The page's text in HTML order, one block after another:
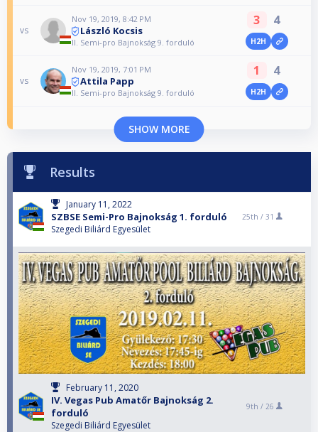
vs
Nov 19, 2019, 8:42 PM
László Kocsis
II. Semi-pro Bajnokság 9. forduló
3 4
H2H
vs
Nov 19, 2019, 7:01 PM
Attila Papp
II. Semi-pro Bajnokság 9. forduló
1 4
H2H
SHOW MORE
Results
January 11, 2022
SZBSE Semi-Pro Bajnokság 1. forduló
Szegedi Biliárd Egyesület
25th / 31
February 11, 2020
IV. Vegas Pub Amatőr Bajnokság 2.
forduló
Szegedi Biliárd Egyesület
9th / 26